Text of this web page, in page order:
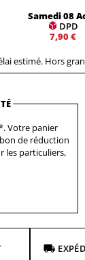
Samedi 08
DPD
7,90 €
estimé. Hors
Votre panier
de réduction
les particuliers,